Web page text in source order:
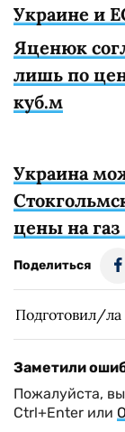
Украине и
Яценюк
лишь по
куб.м
Украина
цены на газ
Поделиться
Подготовил/ла
Заметили
Пожалуйста,
Ctrl+Enter или